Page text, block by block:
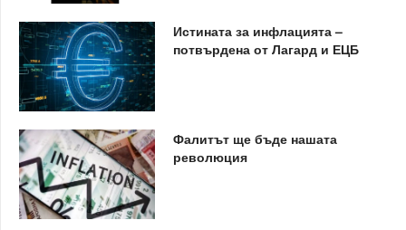
Истината за инфлацията –
потвърдена от Лагард и ЕЦБ
Фалитът ще бъде нашата
революция